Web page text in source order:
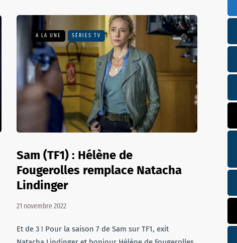
A LA UNE SÉRIES TV
Sam (TF1) : Hélène de
Fougerolles remplace Natacha
Lindinger
21 novembre 2022
Et de 3 ! Pour la saison 7 de Sam sur TF1, exit